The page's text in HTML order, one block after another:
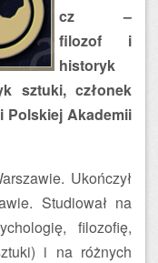
cz –
filozof i
historyk
sztuki, członek
Polskiej Akademii
Ukończył
Studiował na
filozofię,
i na różnych